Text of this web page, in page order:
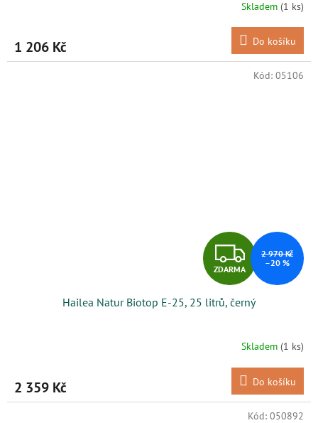
M
A
Skladem (1 ks)
1 206 Kč Do košíku
Z
D
A
R
M
A
ZDARMA
2 970 Kč
–20 %
Hailea Natur Biotop E-25, 25 litrů, černý
Skladem (1 ks)
2 359 Kč Do košíku
Kód: 05106
Kód: 050892